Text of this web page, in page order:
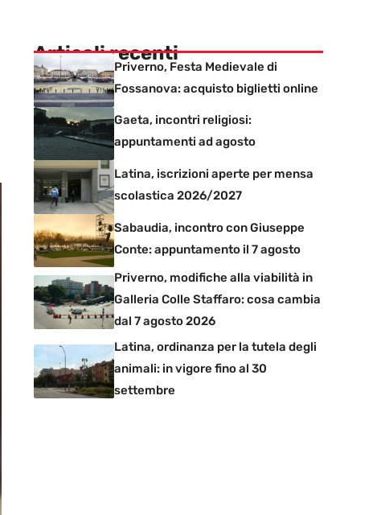
Articoli recenti
Priverno, Festa Medievale di
Fossanova: acquisto biglietti online
Gaeta, incontri religiosi:
appuntamenti ad agosto
Latina, iscrizioni aperte per mensa
scolastica 2026/2027
Sabaudia, incontro con Giuseppe
Conte: appuntamento il 7 agosto
Priverno, modifiche alla viabilità in
Galleria Colle Staffaro: cosa cambia
dal 7 agosto 2026
Latina, ordinanza per la tutela degli
animali: in vigore fino al 30
settembre